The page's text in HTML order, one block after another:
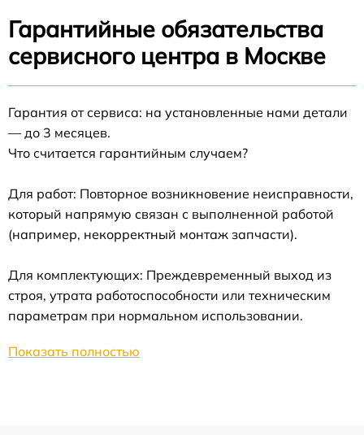
Гарантийные обязательства
сервисного центра в Москве
Гарантия от сервиса: на установленные нами детали
— до 3 месяцев.
Что считается гарантийным случаем?
Для работ: Повторное возникновение неисправности,
который напрямую связан с выполненной работой
(например, некорректный монтаж запчасти).
Для комплектующих: Преждевременный выход из
строя, утрата работоспособности или техническим
параметрам при нормальном использовании.
Показать полностью